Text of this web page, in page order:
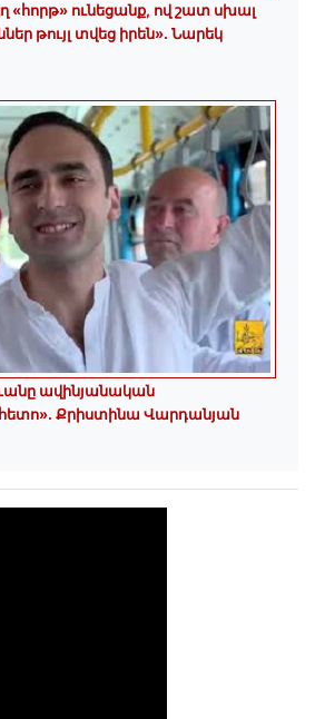
«հորթ» ունեցանք, ով շատ սխալ
թույլ տվեց իրեն». Նարեկ
ավինյանական
Քրիստինա Վարդանյան